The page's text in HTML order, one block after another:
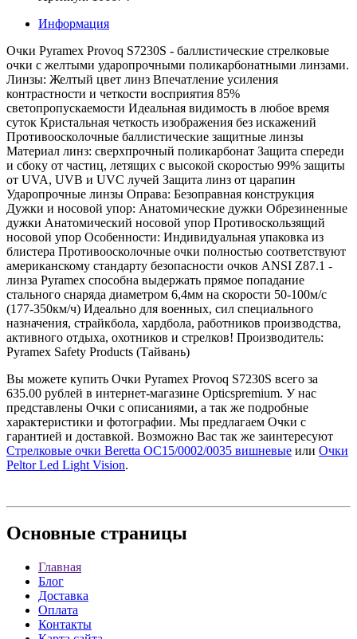
Информация
Очки Pyramex Provoq S7230S - баллистические стрелковые
очки с желтыми ударопрочными поликарбонатными линзами.
Линзы: Желтый цвет линз Впечатление усиления
контрастности и четкости восприятия 85%
светопропускаемости Идеальная видимость в любое время
суток Кристальная четкость изображения без искажений
Противоосколочные баллистические защитные линзы
Материал линз: сверхпрочный поликарбонат Защита спереди
и сбоку от частиц, летящих с высокой скоростью 99% защиты
от UVA, UVB и UVC лучей Защита линз от царапин
Ударопрочные линзы Оправа: Безоправная конструкция
Дужки и носовой упор: Анатомические дужки Обрезиненные
дужки Анатомический носовой упор Противоскользящий
носовой упор Особенности: Индивидуальная упаковка из
блистера Противоосколочные очки полностью соответствуют
американскому стандарту безопасности очков ANSI Z87.1 -
линза Pyramex способна выдержать прямое попадание
стального снаряда диаметром 6,4мм на скорости 50-100м/с
(177-350км/ч) Идеально для военных, сил специального
назначения, страйкбола, хардбола, работников производства,
активного отдыха, охотников и стрелков! Производитель:
Pyramex Safety Products (Тайвань)
Вы можете купить Очки Pyramex Provoq S7230S всего за
635.00 рублей в интернет-магазине Opticspremium. У нас
представлены Очки с описаниями, а так же подробные
характеристики и фотографии. Мы предлагаем Очки с
гарантией и доставкой. Возможно Вас так же заинтересуют
Стрелковые очки Beretta OC15/0002/0035 вишневые или Очки
Peltor Led Light Vision.
Основные страницы
Главная
Блог
Доставка
Оплата
Контакты